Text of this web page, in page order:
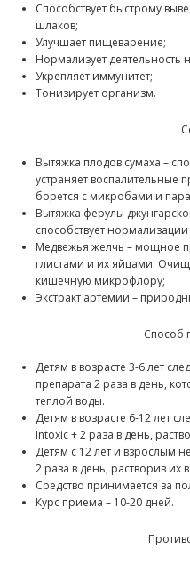
Способствует быстрому
шлаков;
Улучшает пищеварение;
Нормализует деятельность
Укрепляет иммунитет;
Тонизирует организм.
Вытяжка плодов сумаха –
устраняет воспалительные
борется с микробами и
Вытяжка ферулы
способствует нормализации
Медвежья желчь – мощное
глистами и их яйцами.
кишечную микрофлору;
Экстракт артемии –
Способ
Детям в возрасте 3-6 лет
препарата 2 раза в день,
теплой воды.
Детям в возрасте 6-12 лет
Intoxic + 2 раза в день,
Детям с 12 лет и взрослым
2 раза в день, растворив их
Средство принимается за
Курс приема – 10-20 дней.